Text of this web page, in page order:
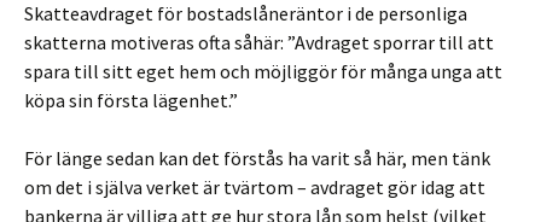
Skatteavdraget för bostadslåneräntor i de personliga
skatterna motiveras ofta såhär: ”Avdraget sporrar till att
spara till sitt eget hem och möjliggör för många unga att
köpa sin första lägenhet.”
För länge sedan kan det förstås ha varit så här, men tänk
om det i själva verket är tvärtom – avdraget gör idag att
bankerna är villiga att ge hur stora lån som helst (vilket